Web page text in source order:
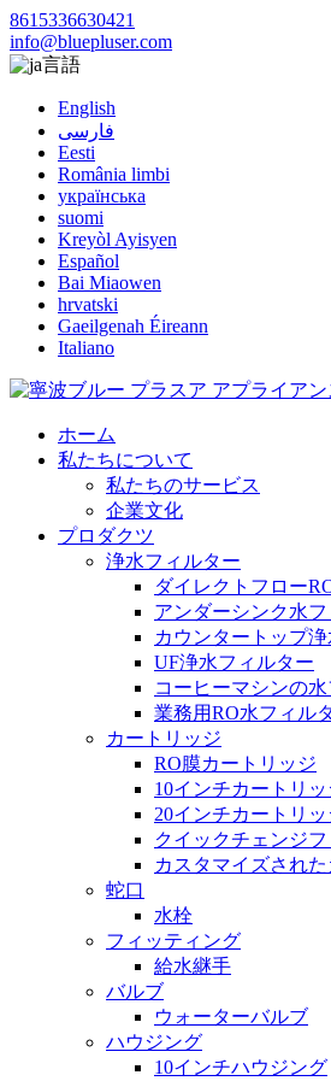
8615336630421
info@bluepluser.com
言語
English
فارسی
Eesti
România limbi
українська
suomi
Kreyòl Ayisyen
Español
Bai Miaowen
hrvatski
Gaeilgenah Éireann
Italiano
ホーム
私たちについて
私たちのサービス
企業文化
プロダクツ
浄水フィルター
ダイレクトフロー
アンダーシンク水
カウンタートップ
UF浄水フィルター
コーヒーマシンの
業務用RO水フィル
カートリッジ
RO膜カートリッジ
10インチカートリッ
20インチカートリッ
クイックチェンジ
カスタマイズされ
蛇口
水栓
フィッティング
給水継手
バルブ
ウォーターバルブ
ハウジング
10インチハウジング